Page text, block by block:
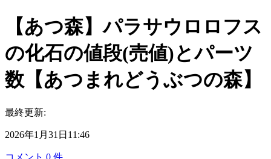
【あつ森】パラサウロロフス
の化石の値段(売値)とパーツ
数【あつまれどうぶつの森】
最終更新:
2026年1月31日11:46
コメント 0 件